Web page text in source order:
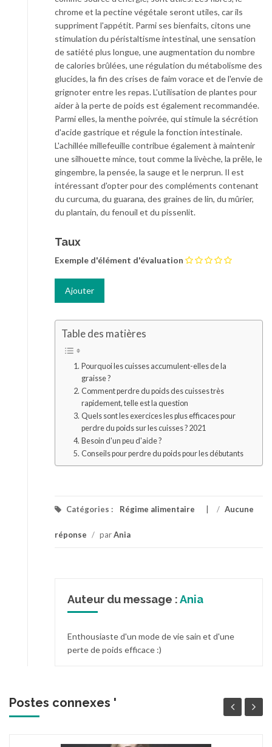
chrome et la pectine végétale seront utiles, car ils
suppriment l'appétit. Parmi ses bienfaits, citons une
stimulation du péristaltisme intestinal, une sensation
de satiété plus longue, une augmentation du nombre
de calories brûlées, une régulation du métabolisme des
glucides, la fin des crises de faim vorace et de l'envie de
grignoter entre les repas. L'utilisation de plantes pour
aider à la perte de poids est également recommandée.
Parmi elles, la menthe poivrée, qui stimule la sécrétion
d'acide gastrique et régule la fonction intestinale.
L'achillée millefeuille contribue également à maintenir
une silhouette mince, tout comme la livèche, la prêle, le
gingembre, la pensée, la sauge et le nerprun. Il est
intéressant d'opter pour des compléments contenant
du curcuma, du guarana, des graines de lin, du mûrier,
du plantain, du fenouil et du pissenlit.
Taux
Exemple d'élément d'évaluation
Table des matières
Pourquoi les cuisses accumulent-elles de la
graisse ?
Comment perdre du poids des cuisses très
rapidement, telle est la question
Quels sont les exercices les plus efficaces pour
perdre du poids sur les cuisses ? 2021
Besoin d'un peu d'aide ?
Conseils pour perdre du poids pour les débutants
Catégories : Régime alimentaire / Aucune
réponse / parAnia
Auteur du message :Ania
Enthousiaste d'un mode de vie sain et d'une
perte de poids efficace :)
Postes connexes '